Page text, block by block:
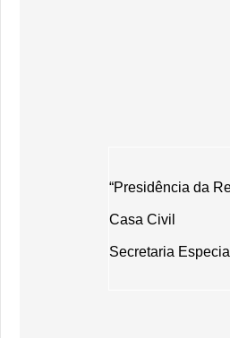
“Presidência da
Casa Civil
Secretaria